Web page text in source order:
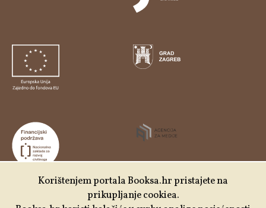
Korištenjem portala Booksa.hr pristajete na
prikupljanje cookiea.